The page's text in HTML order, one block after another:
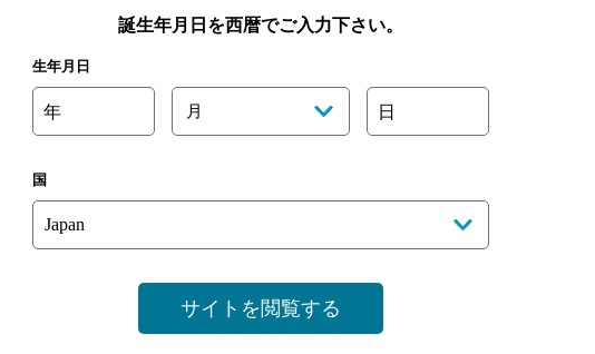
群馬県のバー検索
埼玉県のバー検索
福井県のバー検索 大阪府のバー検索 京都府のバー検索 兵庫県のバー検索
岡山県のバー検索 山口県のバー検索
高知県のバー検索 福岡県のバー検索
誕生年月日を西暦でご入力下さい。
生年月日
年 月 日
国
サイトを閲覧する